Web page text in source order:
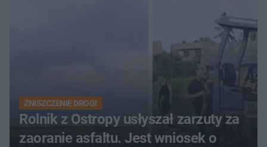
ZNISZCZENIE DROGI
Rolnik z Ostropy usłyszał zarzuty za
zaoranie asfaltu. Jest wniosek o